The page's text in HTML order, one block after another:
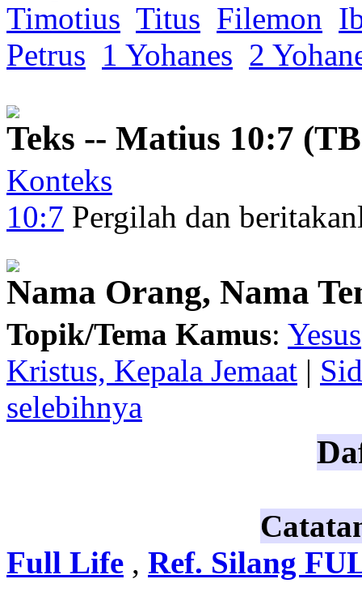
Timotius Titus Filemon
Petrus 1 Yohanes 2
Teks -- Matius 10:7
Konteks
10:7 Pergilah dan
Nama Orang, Nama
Topik/Tema Kamus: Yesus
Kristus, Kepala Jemaat |
selebihnya
Full Life , Ref. Silang